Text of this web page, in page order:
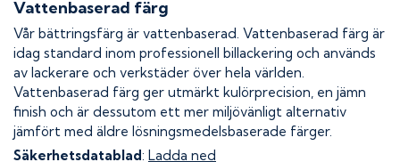
Vattenbaserad färg
Vår bättringsfärg är vattenbaserad. Vattenbaserad färg är
idag standard inom professionell billackering och används
av lackerare och verkstäder över hela världen.
Vattenbaserad färg ger utmärkt kulörprecision, en jämn
finish och är dessutom ett mer miljövänligt alternativ
jämfört med äldre lösningsmedelsbaserade färger.
Säkerhetsdatablad: Ladda ned